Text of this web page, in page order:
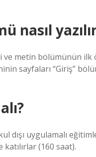
nasıl
metin bölümünün ilk
sayfaları “Giriş”
dışı uygulamalı
(160 saat).